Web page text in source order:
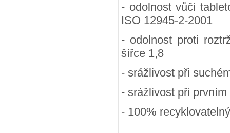
- odolnost vůči
ISO 12945-2-2001
- odolnost proti
šířce 1,8
- srážlivost při
- srážlivost při
- 100% recyklovatelný